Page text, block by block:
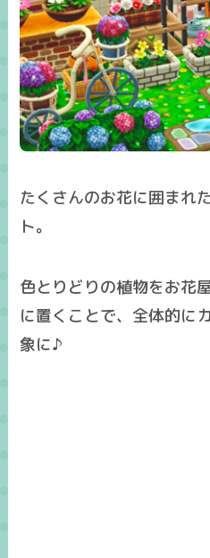
たくさんのお花に囲まれ
ト。
色とりどりの植物をお花
に置くことで、全体的に
象に♪